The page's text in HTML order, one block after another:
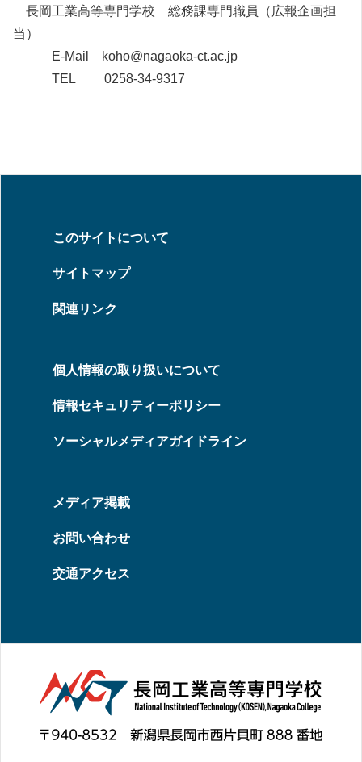
長岡工業高等専門学校 総務課専門職員（広報企画担
当）
E-Mail koho@nagaoka-ct.ac.jp
TEL 0258-34-9317
このサイトについて
サイトマップ
関連リンク
個人情報の取り扱いについて
情報セキュリティーポリシー
ソーシャルメディアガイドライン
メディア掲載
お問い合わせ
交通アクセス